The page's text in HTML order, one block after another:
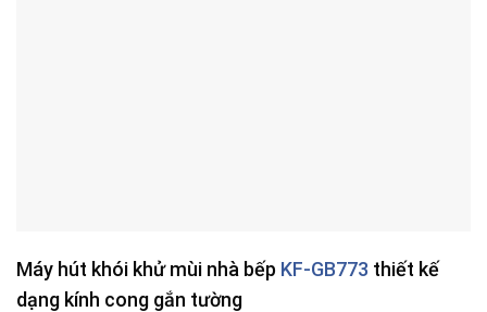
Máy hút khói khử mùi nhà bếp KF-GB773 thiết kế
dạng kính cong gắn tường